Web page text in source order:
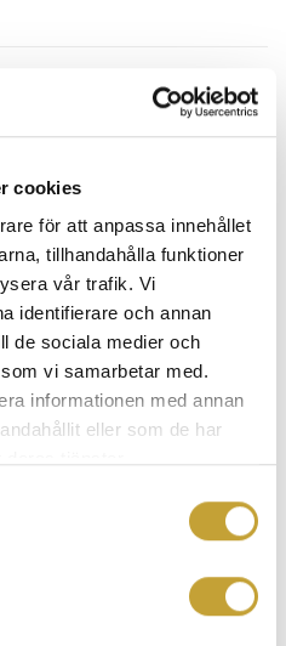
cookies
för att anpassa innehållet
tillhandahålla funktioner
vår trafik. Vi
identifierare och annan
de sociala medier och
vi samarbetar med.
informationen med annan
eller som de har